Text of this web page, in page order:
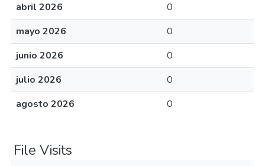
abril 2026
0
mayo 2026
0
junio 2026
0
julio 2026
0
agosto 2026
0
File Visits